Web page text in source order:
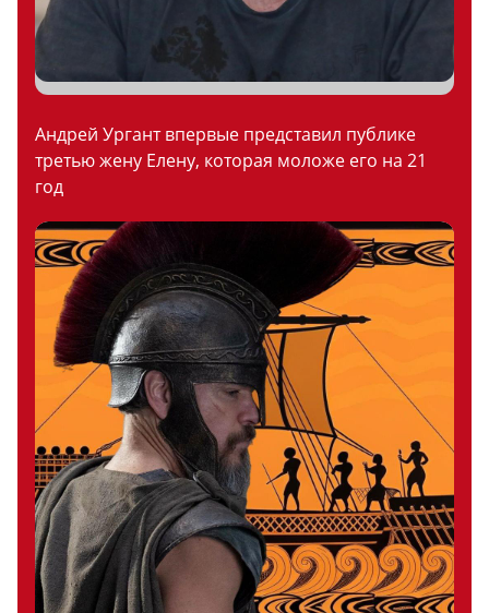
Андрей Ургант впервые представил публике
третью жену Елену, которая моложе его на 21
год